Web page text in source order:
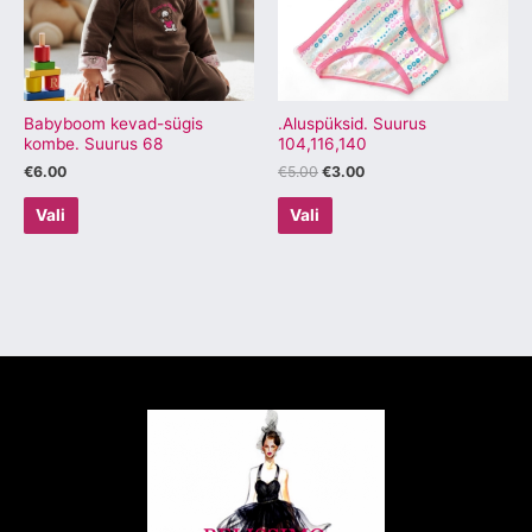
Babyboom kevad-sügis
kombe. Suurus 68
€6.00
Vali
Valikuid
saab
teha
tootelehel.
.Aluspüksid. Suurus
104,116,140
€5.00 €3.00
Vali
Valikuid
saab
teha
tootelehel.